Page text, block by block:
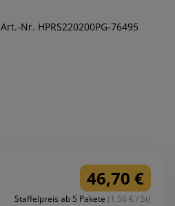
Art.-Nr. HPRS220200PG-76495
46,70 €
Staffelpreis ab 5 Pakete (1.56 € / St)